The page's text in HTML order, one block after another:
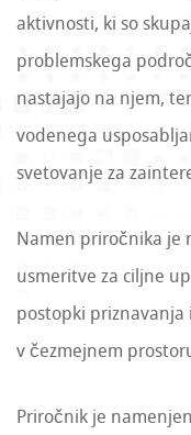
aktivnosti, ki so
problemskega
nastajajo na njem,
vodenega
svetovanje za
Namen priročnika je
usmeritve za ciljne
postopki
v čezmejnem
Priročnik je